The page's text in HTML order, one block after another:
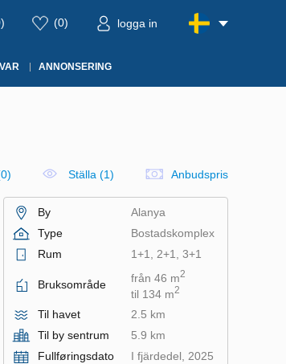
) (0) logga in
ANNONSERING
0) Ställa (1) Anbudspris
By
Alanya
Type
Bostadskomplex
Rum
1+1, 2+1, 3+1
Bruksområde från 46 m2
til 134 m2
Til havet
2.5 km
Til by sentrum
5.9 km
Fullføringsdato
I fjärdedel, 2025